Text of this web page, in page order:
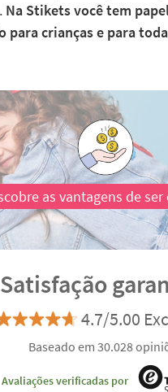
Na Stikets você tem
para crianças e para
as vantagens de ser
Satisfação
4.7/5.00
Baseado em 30.028
Avaliações verificadas por